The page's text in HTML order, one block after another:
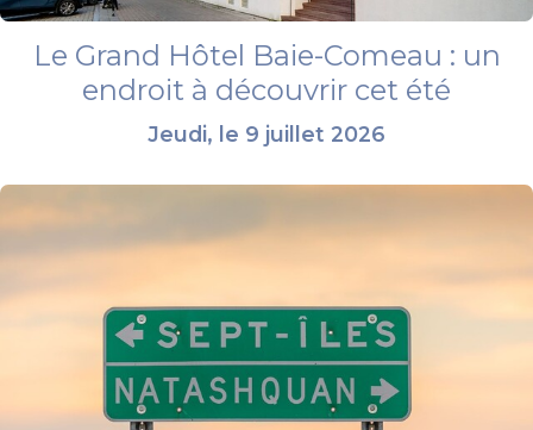
Le Grand Hôtel Baie-Comeau : un
endroit à découvrir cet été
Jeudi, le 9 juillet 2026